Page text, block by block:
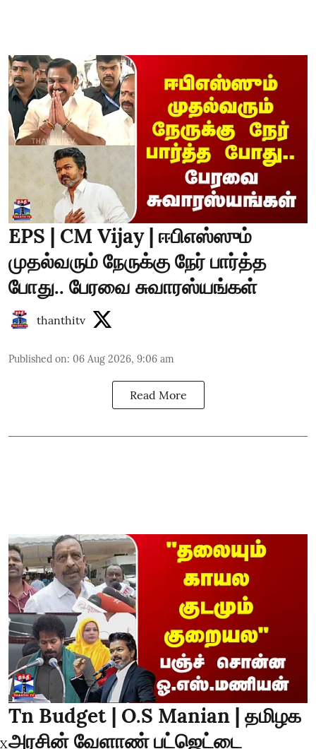
EPS | CM Vijay | ஈபிஎஸ்ஸும்
முதல்வரும் நேருக்கு நேர் பார்த்த
போது.. பேரவை சுவாரஸ்யங்கள்
thanthitv
Published on: 06 Aug 2026, 9:06 am
Read More
Tn Budget | O.S Manian | தமிழக
அரசின் வேளாண் பட்ஜெட்டை
X